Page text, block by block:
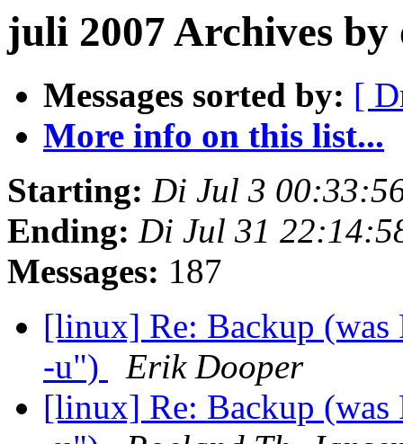
juli 2007 Archives
Messages sorted by: [
More info on this list...
Starting: Di Jul 3
Ending: Di Jul 31
Messages: 187
[linux] Re: Backup (was
-u")
Erik Dooper
[linux] Re: Backup (was